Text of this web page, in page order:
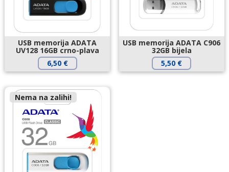
USB memorija ADATA
UV128 16GB crno-plava
6,50 €
USB memorija ADATA C906
32GB bijela
5,50 €
Nema na zalihi!